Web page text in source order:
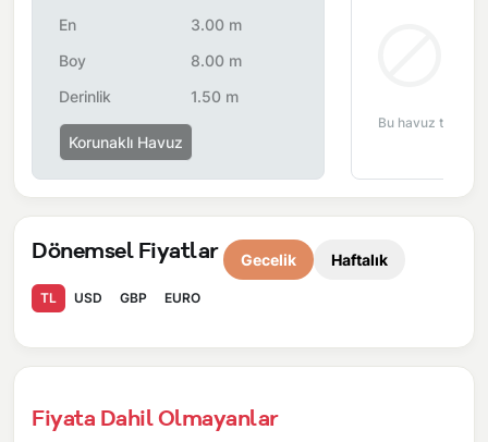
çalışma nedeniyle yol çalışması, elektrik ve su kesintileri
En
3.00 m
Boy
8.00 m
Derinlik
1.50 m
Korunaklı Havuz
Bu havuz tipi bu
Dönemsel Fiyatlar Gecelik Haftalık
TL USD GBP EURO
Fiyata Dahil Olmayanlar